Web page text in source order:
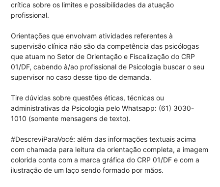
crítica sobre os limites e possibilidades da atuação
profissional.
Orientações que envolvam atividades referentes à
supervisão clínica não são da competência das psicólogas
que atuam no Setor de Orientação e Fiscalização do CRP
01/DF, cabendo à/ao profissional de Psicologia buscar o seu
supervisor no caso desse tipo de demanda.
Tire dúvidas sobre questões éticas, técnicas ou
administrativas da Psicologia pelo Whatsapp: (61) 3030-
1010 (somente mensagens de texto).
#DescreviParaVocê: além das informações textuais acima
com chamada para leitura da orientação completa, a imagem
colorida conta com a marca gráfica do CRP 01/DF e com a
ilustração de um laço sendo formado por mãos.